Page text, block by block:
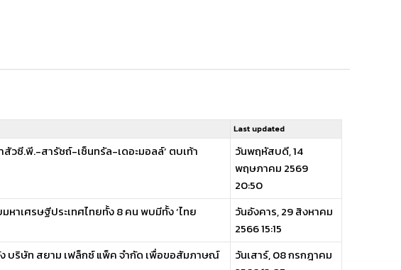
Last updated
สัวซี.พี.-สารัชถ์-เซ็นทรัล-เดอะมอลล์’ ตบเท้า
วันพฤหัสบดี, 14
พฤษภาคม 2569
20:50
หาเศรษฐีประเทศไทยทั้ง 8 คน พบมีทั้ง ‘ไทย
วันอังคาร, 29 สิงหาคม
2566 15:15
บริษัท สยาม เฟล็กซ์ แพ็ค จำกัด เพื่อขอสัมภาษณ์
วันเสาร์, 08 กรกฎาคม